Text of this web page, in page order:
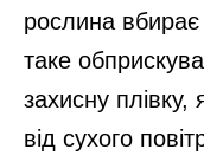
рослина
таке
захисну
від сухого